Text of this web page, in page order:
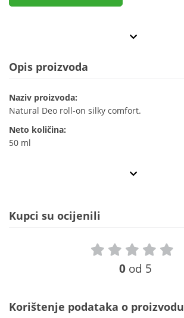
Opis proizvoda
Naziv proizvoda:
Natural Deo roll-on silky comfort.
Neto količina:
50 ml
Kupci su ocijenili
0 od 5
Korištenje podataka o proizvodu